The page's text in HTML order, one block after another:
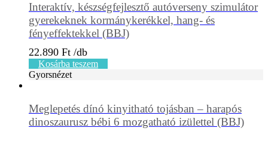
Interaktív, készségfejlesztő autóverseny szimulátor
gyerekeknek kormánykerékkel, hang- és
fényeffektekkel (BBJ)
22.890 Ft
Kosárba teszem
Gyorsnézet
Meglepetés dínó kinyitható tojásban – harapós
dinoszaurusz bébi 6 mozgatható izülettel (BBJ)